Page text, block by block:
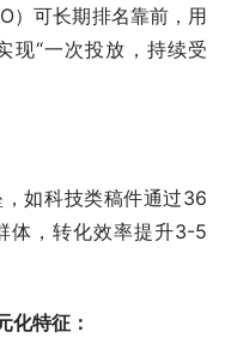
）可长期排名靠前，用
现“一次投放，持续受
如科技类稿件通过36
体，转化效率提升3-5
化特征：